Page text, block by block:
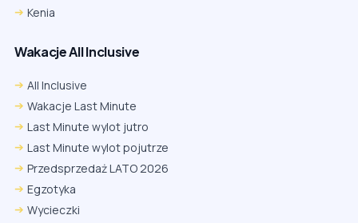
Kenia
Wakacje All Inclusive
All Inclusive
Wakacje Last Minute
Last Minute wylot jutro
Last Minute wylot pojutrze
Przedsprzedaż LATO 2026
Egzotyka
Wycieczki